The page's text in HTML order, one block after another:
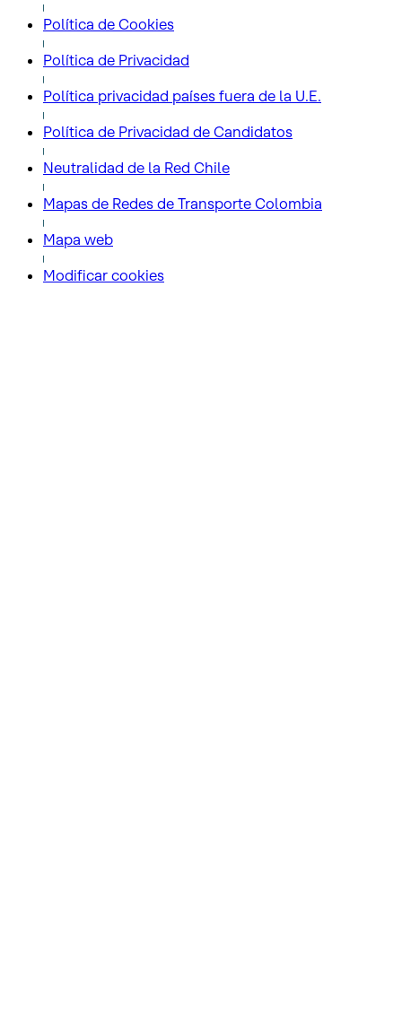
Política de Cookies
Política de Privacidad
Política privacidad países fuera de la U.E.
Política de Privacidad de Candidatos
Neutralidad de la Red Chile
Mapas de Redes de Transporte Colombia
Mapa web
Modificar cookies